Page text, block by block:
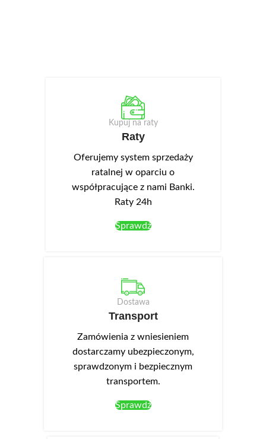
Kupuj na raty
Raty
Oferujemy system sprzedaży
ratalnej w oparciu o
współpracujące z nami Banki.
Raty 24h
Sprawdź
Dostawa
Transport
Zamówienia z wniesieniem
dostarczamy ubezpieczonym,
sprawdzonym i bezpiecznym
transportem.
Sprawdź